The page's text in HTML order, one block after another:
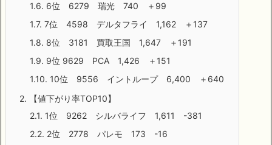
1.6. 6位 6279 瑞光 740 ＋99
1.7. 7位 4598 デルタフライ 1,162 ＋137
1.8. 8位 3181 買取王国 1,647 ＋191
1.9. 9位 9629 PCA 1,426 ＋151
1.10. 10位 9556 イントループ 6,400 ＋640
2. 【値下がり率TOP10】
2.1. 1位 9262 シルバライフ 1,611 -381
2.2. 2位 2778 パレモ 173 -16